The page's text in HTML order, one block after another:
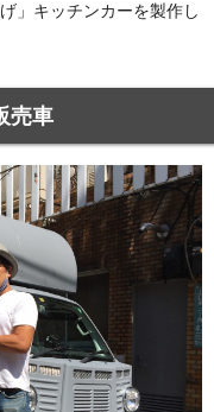
」キッチンカーを製作し
売車